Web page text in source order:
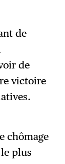
de
de
victoire
chômage
plus